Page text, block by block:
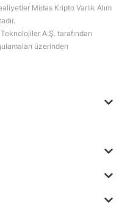
Midas Kripto Varlık Alım
A.Ş. tarafından
üzerinden